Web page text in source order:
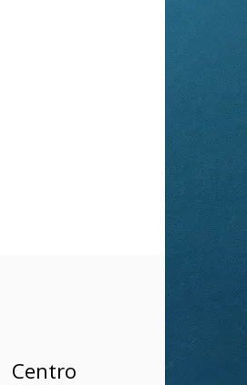
Centro